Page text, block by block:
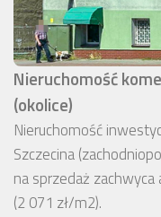
Nieruchomość
(okolice)
Nieruchomość
Szczecina
na sprzedaż
(2 071 zł/m2).